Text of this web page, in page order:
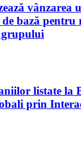
vânzarea
bază pentru
grupului
listate la
prin